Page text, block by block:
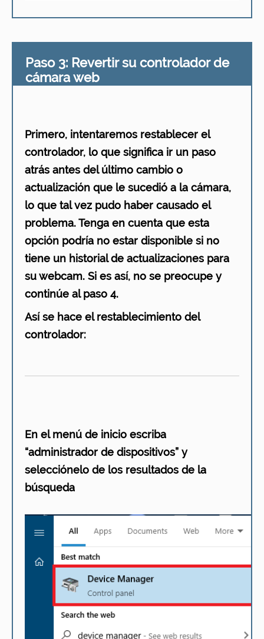
Paso 3: Revertir su controlador de
cámara web
Primero, intentaremos restablecer el
controlador, lo que significa ir un paso
atrás antes del último cambio o
actualización que le sucedió a la cámara,
lo que tal vez pudo haber causado el
problema. Tenga en cuenta que esta
opción podría no estar disponible si no
tiene un historial de actualizaciones para
su webcam. Si es así, no se preocupe y
continúe al paso 4.
Así se hace el restablecimiento del
controlador:
En el menú de inicio escriba
“administrador de dispositivos” y
selecciónelo de los resultados de la
búsqueda